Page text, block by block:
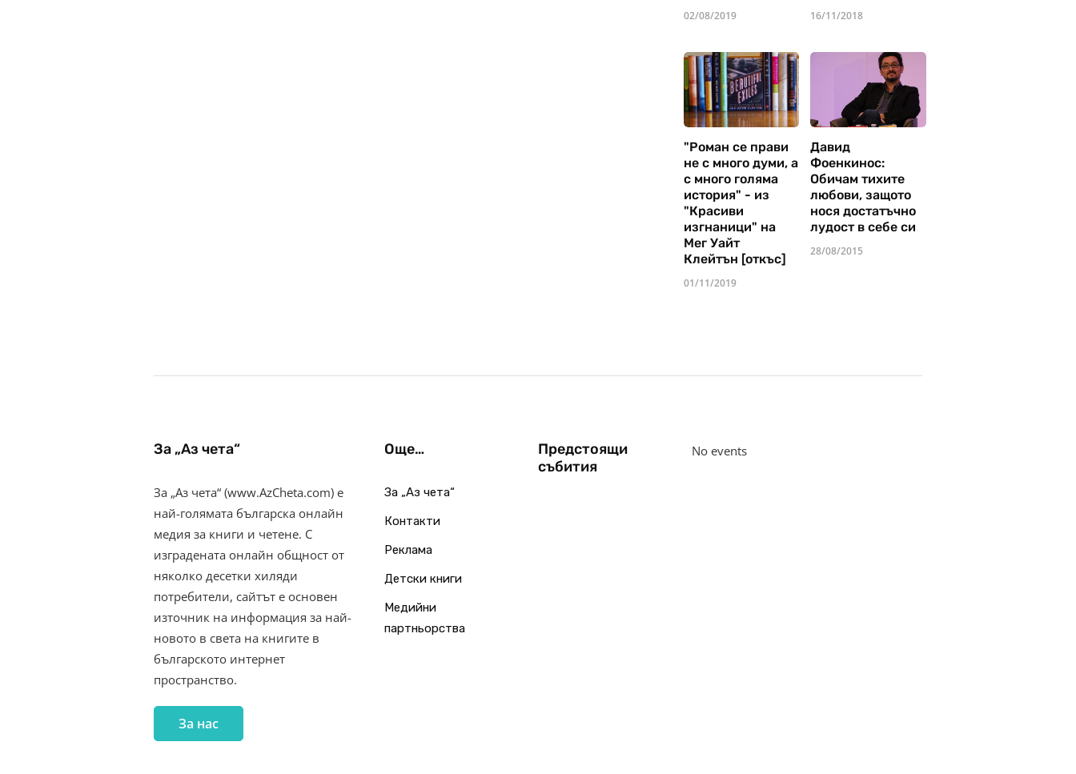
02/08/2019 16/11/2018
"Роман се прави
не с много думи, а
с много голяма
история" - из
"Красиви
изгнаници" на
Мег Уайт
Клейтън [откъс]
01/11/2019
Давид
Фоенкинос:
Обичам тихите
любови, защото
нося достатъчно
лудост в себе си
28/08/2015
За „Аз чета“
За „Аз чета“ (www.AzCheta.com) е
най-голямата българска онлайн
медия за книги и четене. С
изградената онлайн общност от
няколко десетки хиляди
потребители, сайтът е основен
източник на информация за най-
новото в света на книгите в
българското интернет
пространство.
За нас
Още…
За „Аз чета“
Контакти
Реклама
Детски книги
Медийни
партньорства
Предстоящи
събития
No events